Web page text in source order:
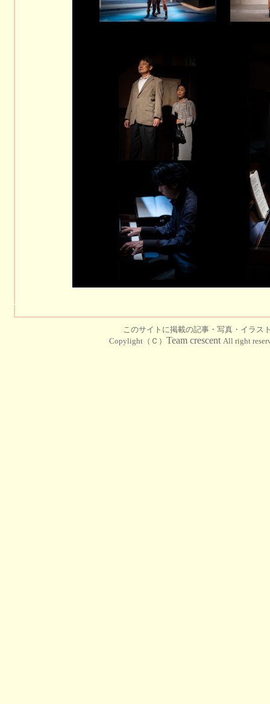
このサイトに掲載の記事・写真・イラス
Copylight（Ｃ） Team crescent All right